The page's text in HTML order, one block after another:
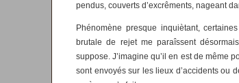
pendus, couverts d’excrêments, nageant
Phénomène presque inquiètant,
brutale de rejet me paraîssent
suppose. J’imagine qu’il en est de même
sont envoyés sur les lieux d’accidents ou